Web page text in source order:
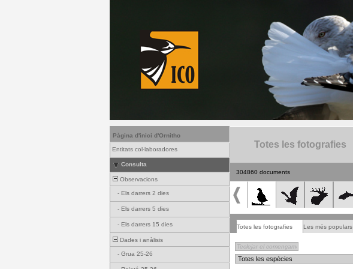
Pàgina d'inici d'Ornitho
Entitats col·laboradores
Consulta
Observacions
- Els darrers 2 dies
- Els darrers 5 dies
- Els darrers 15 dies
Dades i anàlisis
- Grua 25-26
Totes les fotografies
304860 documents
Totes les fotografies Les més populars